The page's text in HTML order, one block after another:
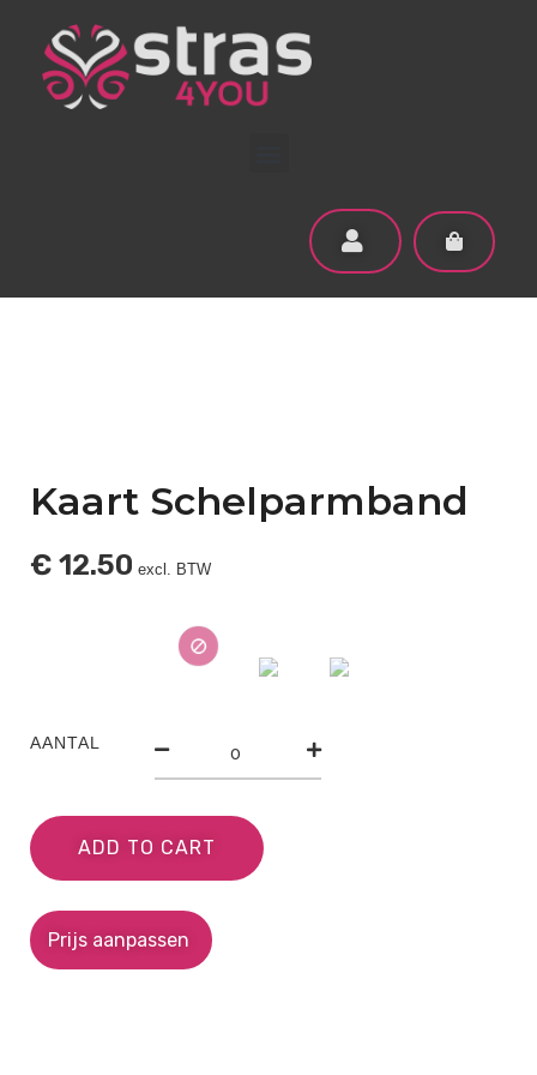
Kaart Schelparmband
€ 12.50 excl. BTW
AANTAL
ADD TO CART
Prijs aanpassen